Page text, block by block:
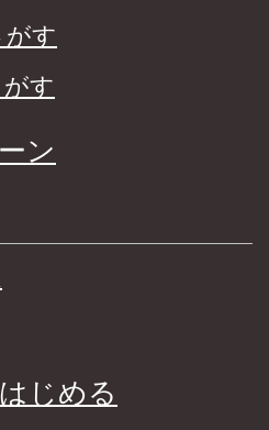
す
す
ン
じめる